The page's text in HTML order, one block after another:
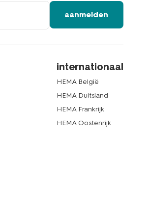
aanmelden
internationaal
HEMA België
HEMA Duitsland
HEMA Frankrijk
HEMA Oostenrijk